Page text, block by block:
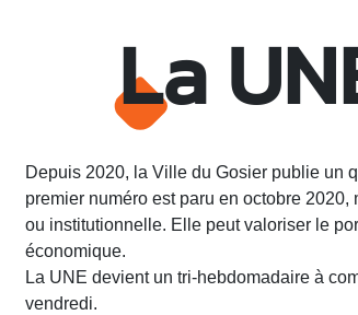
La
Depuis 2020, la Ville du Gosier publie un
premier numéro est paru en octobre
ou institutionnelle. Elle peut valoriser le
économique.
La UNE devient un tri-hebdomadaire à
vendredi.